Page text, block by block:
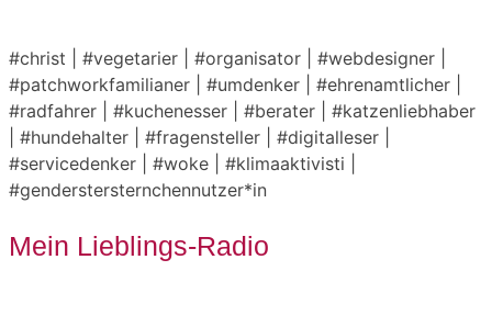
#christ | #vegetarier | #organisator | #webdesigner |
#patchworkfamilianer | #umdenker | #ehrenamtlicher |
#radfahrer | #kuchenesser | #berater | #katzenliebhaber
| #hundehalter | #fragensteller | #digitalleser |
#servicedenker | #woke | #klimaaktivisti |
#genderstersternchennutzer*in
Mein Lieblings-Radio